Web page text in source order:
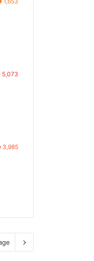
5,073
3,985